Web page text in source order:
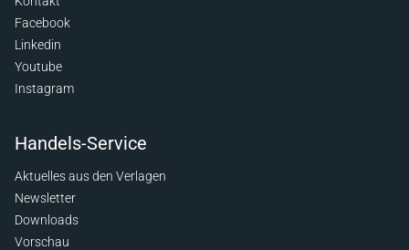
Facebook
Linkedin
Youtube
Instagram
Handels-Service
Aktuelles aus den Verlagen
Newsletter
Downloads
Vorschau